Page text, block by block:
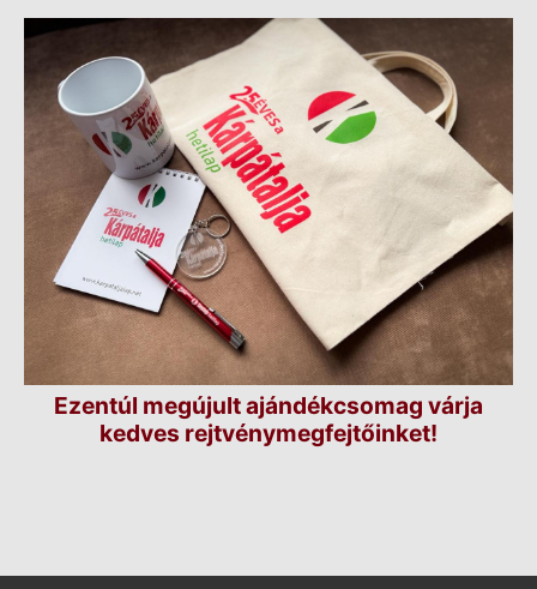
Ezentúl megújult ajándékcsomag várja
kedves rejtvénymegfejtőinket!